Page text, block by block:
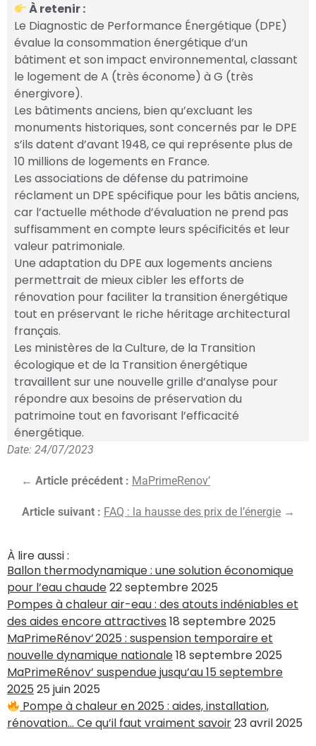
À retenir :
Le Diagnostic de Performance Énergétique (DPE)
évalue la consommation énergétique d’un
bâtiment et son impact environnemental, classant
le logement de A (très économe) à G (très
énergivore).
Les bâtiments anciens, bien qu’excluant les
monuments historiques, sont concernés par le DPE
s’ils datent d’avant 1948, ce qui représente plus de
10 millions de logements en France.
Les associations de défense du patrimoine
réclament un DPE spécifique pour les bâtis anciens,
car l’actuelle méthode d’évaluation ne prend pas
suffisamment en compte leurs spécificités et leur
valeur patrimoniale.
Une adaptation du DPE aux logements anciens
permettrait de mieux cibler les efforts de
rénovation pour faciliter la transition énergétique
tout en préservant le riche héritage architectural
français.
Les ministères de la Culture, de la Transition
écologique et de la Transition énergétique
travaillent sur une nouvelle grille d’analyse pour
répondre aux besoins de préservation du
patrimoine tout en favorisant l’efficacité
énergétique.
Date: 24/07/2023
← Article précédent : MaPrimeRenov’
Article suivant : FAQ : la hausse des prix de l’énergie →
À lire aussi :
Ballon thermodynamique : une solution économique
pour l’eau chaude22 septembre 2025
Pompes à chaleur air-eau : des atouts indéniables et
des aides encore attractives 18 septembre 2025
MaPrimeRénov’ 2025 : suspension temporaire et
nouvelle dynamique nationale18 septembre 2025
MaPrimeRénov’ suspendue jusqu’au 15 septembre
2025 25 juin 2025
Pompe à chaleur en 2025 : aides, installation,
rénovation… Ce qu’il faut vraiment savoir23 avril 2025